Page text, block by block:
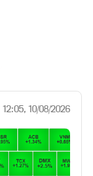
12:05, 10/08/2026